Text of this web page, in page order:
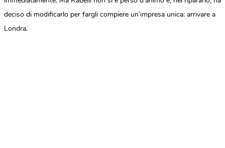
deciso di modificarlo per fargli compiere un’impresa unica: arrivare a
Londra.